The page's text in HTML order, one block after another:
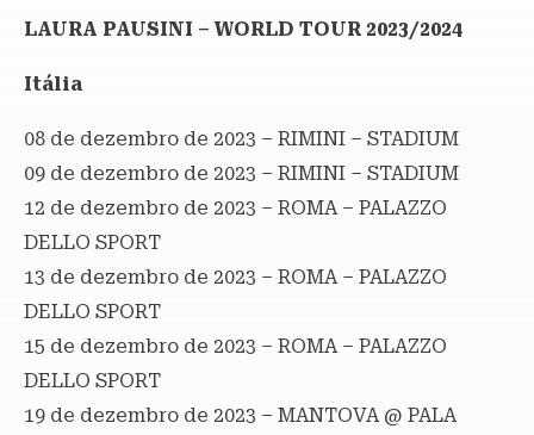
LAURA PAUSINI – WORLD TOUR 2023/2024
Itália
08 de dezembro de 2023 – RIMINI – STADIUM
09 de dezembro de 2023 – RIMINI – STADIUM
12 de dezembro de 2023 – ROMA – PALAZZO
DELLO SPORT
13 de dezembro de 2023 – ROMA – PALAZZO
DELLO SPORT
15 de dezembro de 2023 – ROMA – PALAZZO
DELLO SPORT
19 de dezembro de 2023 – MANTOVA @ PALA